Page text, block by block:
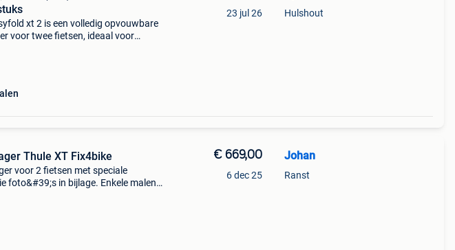
xt 2 is een volledig opvouwbare
voor twee fietsen, ideaal voor
23 jul 26 Hulshout
Thule XT Fix4bike
voor 2 fietsen met speciale
foto&#39;s in bijlage. Enkele malen
€ 669,00
6 dec 25
Johan
Ranst